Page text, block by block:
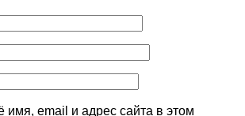
имя, email и адрес сайта в этом